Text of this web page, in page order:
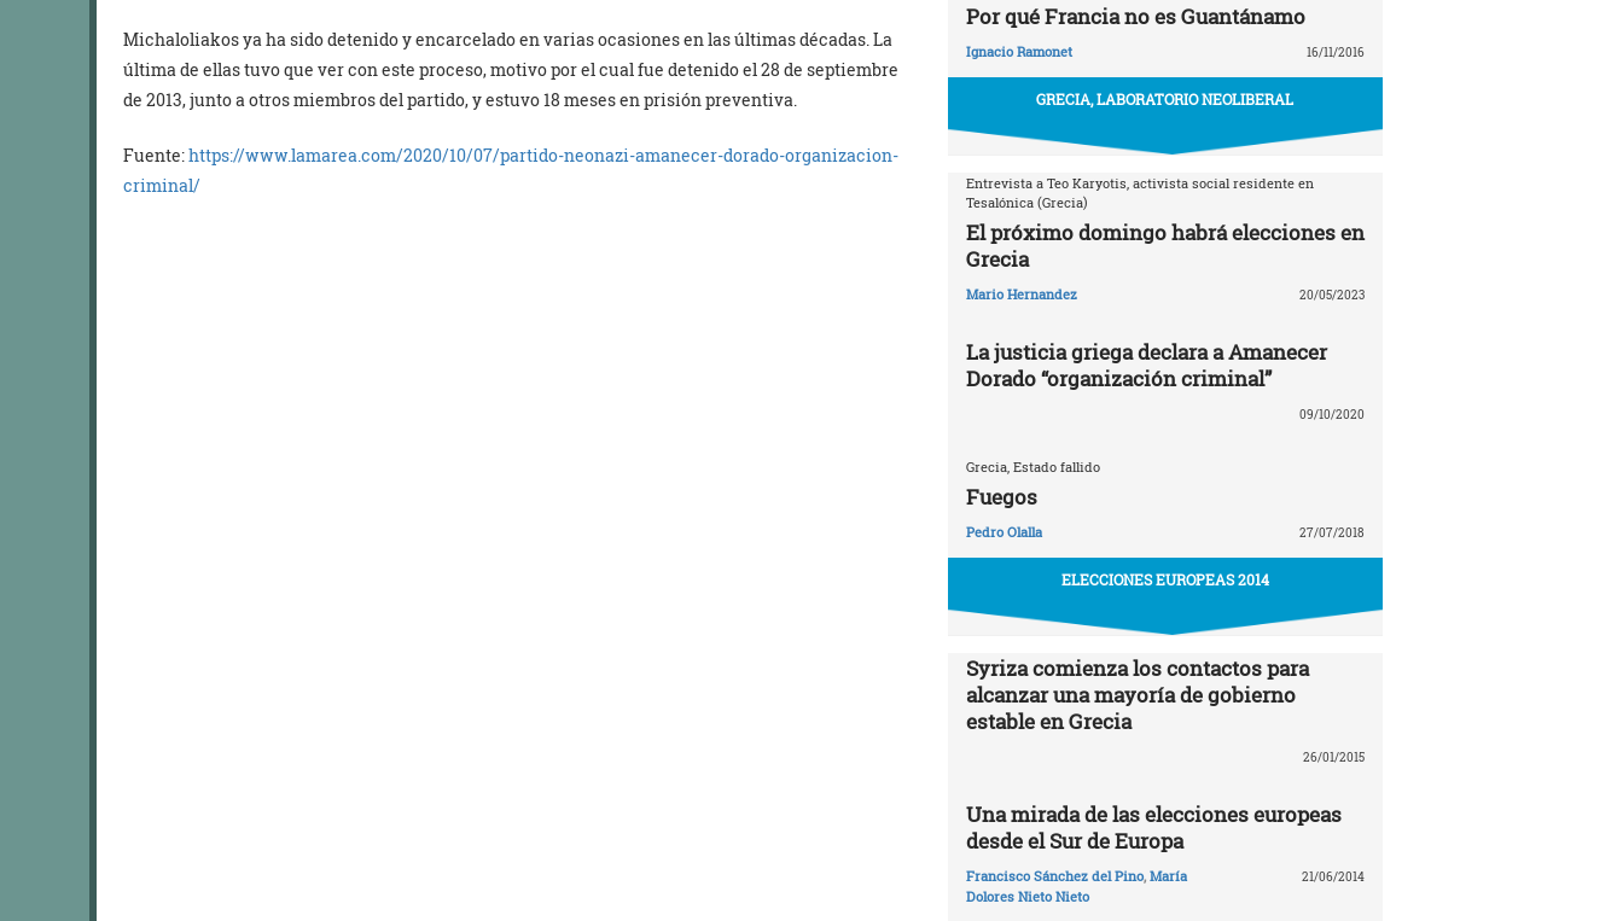
Michaloliakos ya ha sido detenido y encarcelado en varias ocasiones en las últimas décadas. La
última de ellas tuvo que ver con este proceso, motivo por el cual fue detenido el 28 de septiembre
de 2013, junto a otros miembros del partido, y estuvo 18 meses en prisión preventiva.
Fuente:https://www.lamarea.com/2020/10/07/partido-neonazi-amanecer-dorado-organizacion-
criminal/
Por qué Francia no es Guantánamo
Ignacio Ramonet 16/11/2016
GRECIA, LABORATORIO NEOLIBERAL
Entrevista a Teo Karyotis, activista social residente en
Tesalónica (Grecia)
El próximo domingo habrá elecciones en
Grecia
Mario Hernandez 20/05/2023
La justicia griega declara a Amanecer
Dorado “organización criminal”
09/10/2020
Grecia, Estado fallido
Fuegos
Pedro Olalla 27/07/2018
ELECCIONES EUROPEAS 2014
Syriza comienza los contactos para
alcanzar una mayoría de gobierno
estable en Grecia
26/01/2015
Una mirada de las elecciones europeas
desde el Sur de Europa
Francisco Sánchez del Pino, María
Dolores Nieto Nieto
21/06/2014